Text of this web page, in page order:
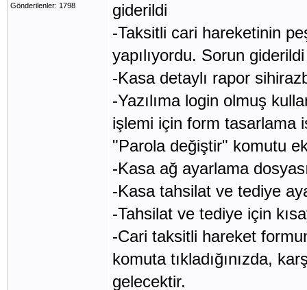
Gönderilenler: 1798
giderildi
-Taksitli cari hareketinin
yapılıyordu. Sorun giderildi
-Kasa detaylı rapor
-Yazılıma login olmuş
işlemi için form tasarlama
"Parola değiştir" komutu
-Kasa ağ ayarlama
-Kasa tahsilat ve tediye
-Tahsilat ve tediye için
-Cari taksitli hareket
komuta tıkladığınızda,
gelecektir.